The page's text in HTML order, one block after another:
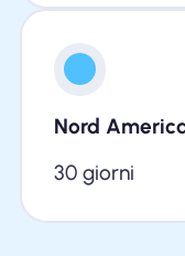
Nord
30 giorni